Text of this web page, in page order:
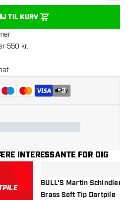
TIL KURV
550 kr.
+3
INTERESSANTE FOR DIG
BULL'S Martin Schindler
Brass Soft Tip Dartpile